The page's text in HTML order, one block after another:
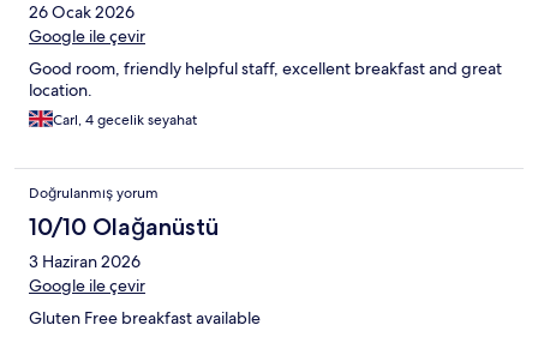
26 Ocak 2026
Google ile çevir
Good room, friendly helpful staff, excellent breakfast and great
location.
Carl, 4 gecelik seyahat
Doğrulanmış yorum
10/10 Olağanüstü
3 Haziran 2026
Google ile çevir
Gluten Free breakfast available